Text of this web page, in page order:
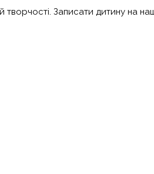
творчості. Записати дитину на